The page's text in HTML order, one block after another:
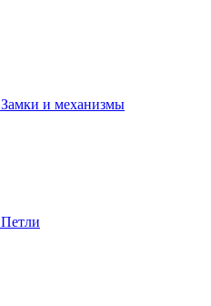
Замки и механизмы
Петли